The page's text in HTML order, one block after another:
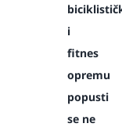
i
fitnes
opremu
popusti
se ne